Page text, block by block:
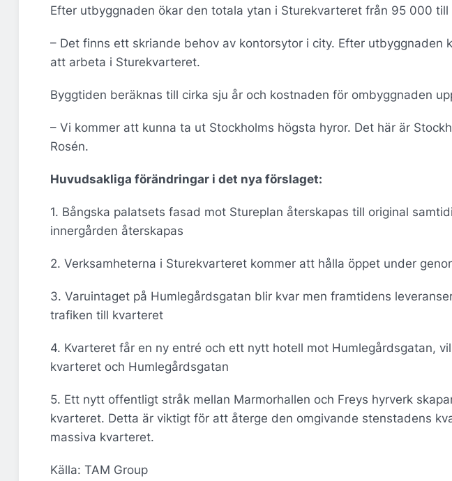
Efter utbyggnaden ökar den totala ytan i Sturekvarteret från 95 000
– Det finns ett skriande behov av kontorsytor i city. Efter utbyggnaden
att arbeta i Sturekvarteret.
Byggtiden beräknas till cirka sju år och kostnaden för ombyggnaden
– Vi kommer att kunna ta ut Stockholms högsta hyror. Det här är
Rosén.
Huvudsakliga förändringar i det nya förslaget:
1. Bångska palatsets fasad mot Stureplan återskapas till original
innergården återskapas
2. Verksamheterna i Sturekvarteret kommer att hålla öppet under
3. Varuintaget på Humlegårdsgatan blir kvar men framtidens
trafiken till kvarteret
4. Kvarteret får en ny entré och ett nytt hotell mot Humlegårdsgatan,
kvarteret och Humlegårdsgatan
5. Ett nytt offentligt stråk mellan Marmorhallen och Freys hyrverk
kvarteret. Detta är viktigt för att återge den omgivande stenstadens
massiva kvarteret.
Källa: TAM Group